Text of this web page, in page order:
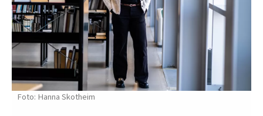
Hanna Skotheim